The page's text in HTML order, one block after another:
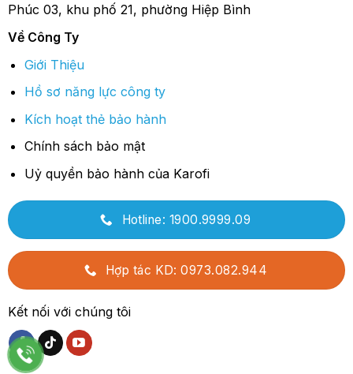
Phúc 03, khu phố 21, phường Hiệp Bình
Về Công Ty
Giới Thiệu
Hồ sơ năng lực công ty
Kích hoạt thẻ bảo hành
Chính sách bảo mật
Uỷ quyền bảo hành của Karofi
Hotline: 1900.9999.09
Hợp tác KD: 0973.082.944
Kết nối với chúng tôi